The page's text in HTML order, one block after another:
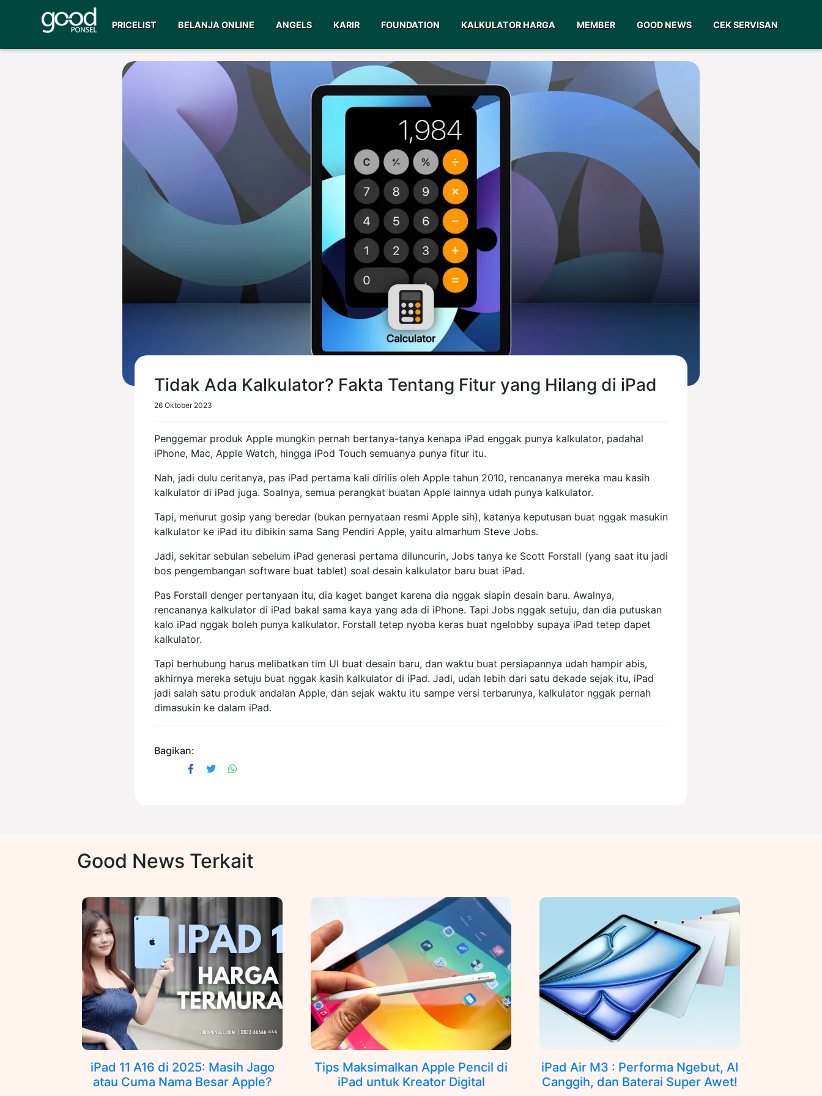
PRICELIST BELANJA ONLINE ANGELS KARIR FOUNDATION KALKULATOR HARGA MEMBER GOOD NEWS CEK SERVISAN
Tidak Ada Kalkulator? Fakta Tentang Fitur yang Hilang di iPad
26 Oktober 2023
Penggemar produk Apple mungkin pernah bertanya-tanya kenapa iPad enggak punya kalkulator, padahal
iPhone, Mac, Apple Watch, hingga iPod Touch semuanya punya fitur itu.
Nah, jadi dulu ceritanya, pas iPad pertama kali dirilis oleh Apple tahun 2010, rencananya mereka mau kasih
kalkulator di iPad juga. Soalnya, semua perangkat buatan Apple lainnya udah punya kalkulator.
Tapi, menurut gosip yang beredar (bukan pernyataan resmi Apple sih), katanya keputusan buat nggak masukin
kalkulator ke iPad itu dibikin sama Sang Pendiri Apple, yaitu almarhum Steve Jobs.
Jadi, sekitar sebulan sebelum iPad generasi pertama diluncurin, Jobs tanya ke Scott Forstall (yang saat itu jadi
bos pengembangan software buat tablet) soal desain kalkulator baru buat iPad.
Pas Forstall denger pertanyaan itu, dia kaget banget karena dia nggak siapin desain baru. Awalnya,
rencananya kalkulator di iPad bakal sama kaya yang ada di iPhone. Tapi Jobs nggak setuju, dan dia putuskan
kalo iPad nggak boleh punya kalkulator. Forstall tetep nyoba keras buat ngelobby supaya iPad tetep dapet
kalkulator.
Tapi berhubung harus melibatkan tim UI buat desain baru, dan waktu buat persiapannya udah hampir abis,
akhirnya mereka setuju buat nggak kasih kalkulator di iPad. Jadi, udah lebih dari satu dekade sejak itu, iPad
jadi salah satu produk andalan Apple, dan sejak waktu itu sampe versi terbarunya, kalkulator nggak pernah
dimasukin ke dalam iPad.
Bagikan:
Good News Terkait
iPad 11 A16 di 2025: Masih Jago
atau Cuma Nama Besar Apple?
Tips Maksimalkan Apple Pencil di
iPad untuk Kreator Digital
iPad Air M3 : Performa Ngebut, AI
Canggih, dan Baterai Super Awet!